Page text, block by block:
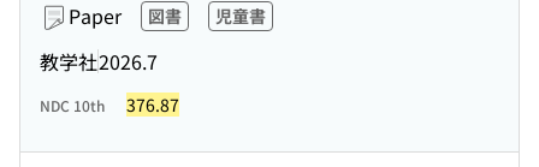
Paper 図書 児童書
教学社2026.7
NDC 10th 376.87